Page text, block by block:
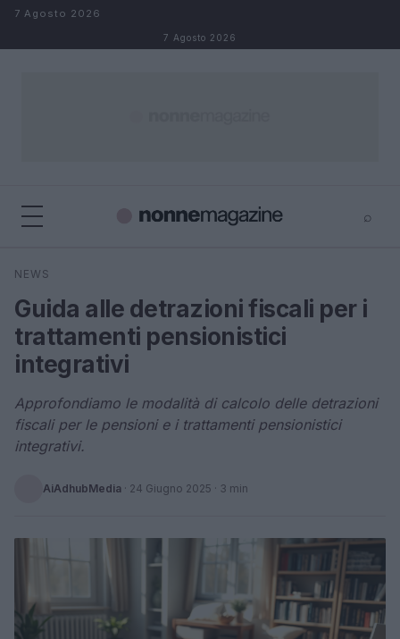
Salta al contenuto
7 Agosto 2026
7 Agosto 2026
⌕
Cerca
NEWS
Guida alle detrazioni fiscali per i
trattamenti pensionistici
integrativi
Approfondiamo le modalità di calcolo delle detrazioni
fiscali per le pensioni e i trattamenti pensionistici
integrativi.
AiAdhubMedia · 24 Giugno 2025 · 3 min